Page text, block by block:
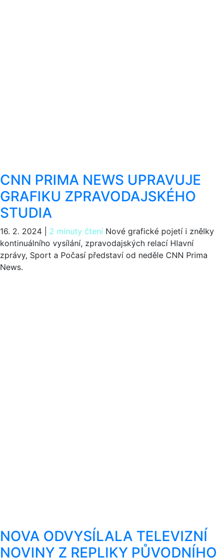
CNN PRIMA NEWS UPRAVUJE
GRAFIKU ZPRAVODAJSKÉHO
STUDIA
16. 2. 2024 2 minuty čtení Nové grafické pojetí i znělky
kontinuálního vysílání, zpravodajských relací Hlavní
zprávy, Sport a Počasí představí od neděle CNN Prima
News.
NOVA ODVYSÍLALA TELEVIZNÍ
NOVINY Z REPLIKY PŮVODNÍHO